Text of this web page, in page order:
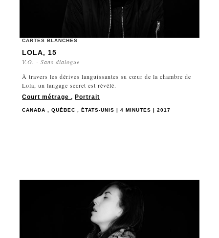
CARTES BLANCHES
LOLA, 15
V.O. - Sans dialogue
À travers les dérives languissantes su cœur de la chambre de
Lola, un langage secret est révélé.
Court métrage,Portrait
CANADA , QUÉBEC , ÉTATS-UNIS | 4 MINUTES | 2017